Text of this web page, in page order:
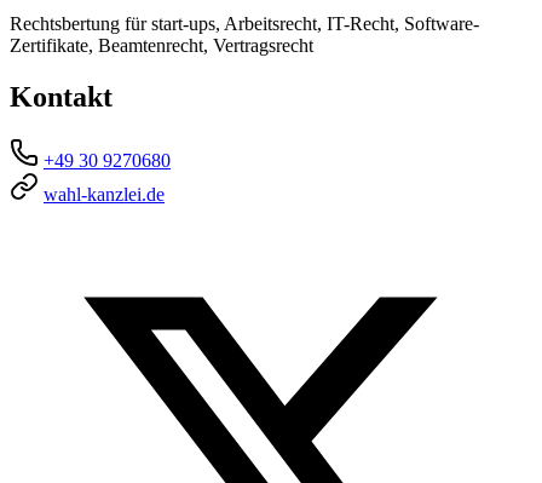
Rechtsbertung für start-ups, Arbeitsrecht, IT-Recht, Software-
Zertifikate, Beamtenrecht, Vertragsrecht
Kontakt
+49 30 9270680
wahl-kanzlei.de